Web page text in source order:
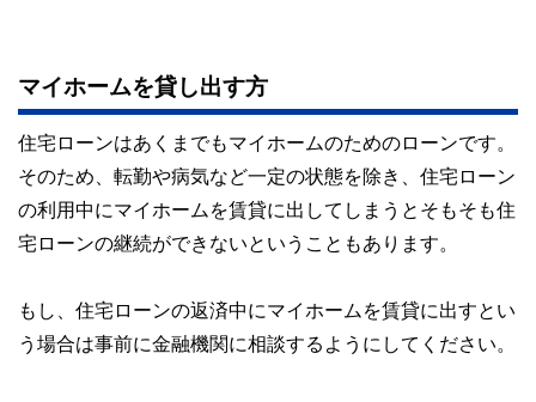
マイホームを貸し出す方
住宅ローンはあくまでもマイホームのためのローンです。
そのため、転勤や病気など一定の状態を除き、住宅ローン
の利用中にマイホームを賃貸に出してしまうとそもそも住
宅ローンの継続ができないということもあります。
もし、住宅ローンの返済中にマイホームを賃貸に出すとい
う場合は事前に金融機関に相談するようにしてください。